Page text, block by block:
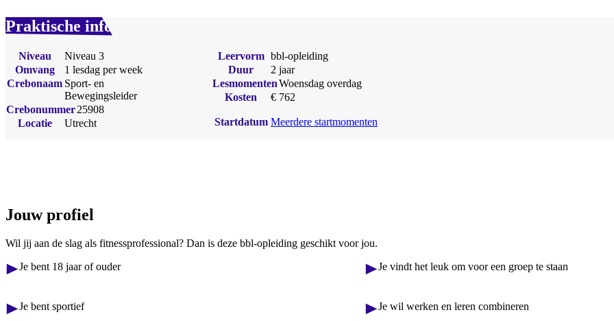
Praktische info
Niveau
Niveau 3
Omvang
1 lesdag per week
Crebonaam Sport- en
Bewegingsleider
Crebonummer25908
Locatie
Utrecht
Leervorm bbl-opleiding
Duur
2 jaar
LesmomentenWoensdag overdag
Kosten
€ 762
Startdatum Meerdere startmomenten
Jouw profiel
Wil jij aan de slag als fitnessprofessional? Dan is deze bbl-opleiding geschikt voor jou.
Je bent 18 jaar of ouder
Je bent sportief
Je vindt het leuk om voor een groep te staan
Je wil werken en leren combineren